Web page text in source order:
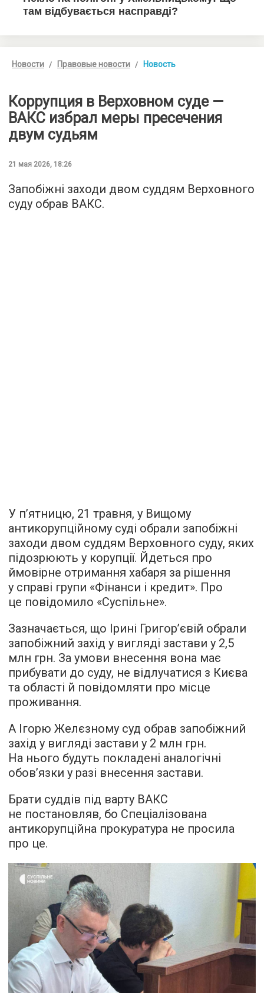
Новости Правовые новости Новость
Коррупция в Верховном суде —
ВАКС избрал меры пресечения
двум судьям
21 мая 2026, 18:26
Запобіжні заходи двом суддям Верховного
суду обрав ВАКС.
У п’ятницю, 21 травня, у Вищому
антикорупційному суді обрали запобіжні
заходи двом суддям Верховного суду, яких
підозрюють у корупції. Йдеться про
ймовірне отримання хабаря за рішення
у справі групи «Фінанси і кредит». Про
це повідомило «Суспільне».
Зазначається, що Ірині Григорʼєвій обрали
запобіжний захід у вигляді застави у 2,5
млн грн. За умови внесення вона має
прибувати до суду, не відлучатися з Києва
та області й повідомляти про місце
проживання.
А Ігорю Желєзному суд обрав запобіжний
захід у вигляді застави у 2 млн грн.
На нього будуть покладені аналогічні
обов’язки у разі внесення застави.
Брати суддів під варту ВАКС
не постановляв, бо Спеціалізована
антикорупційна прокуратура не просила
про це.